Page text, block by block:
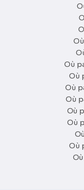
Où
Où
Où
Où
Où
Où
Où